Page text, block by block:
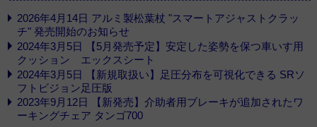
2026年4月14日 アルミ製松葉杖 "スマートアジャストクラッ
チ" 発売開始のお知らせ
2024年3月5日 【5月発売予定】安定した姿勢を保つ車いす用
クッション エックスシート
2024年3月5日 【新規取扱い】足圧分布を可視化できる SRソ
フトビジョン足圧版
2023年9月12日 【新発売】介助者用ブレーキが追加されたワ
ーキングチェア タンゴ700